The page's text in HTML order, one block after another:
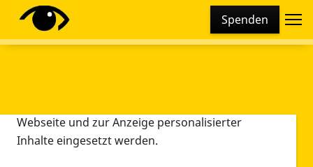
Spenden
Diese Webseite setzt verschiedene Cookies und
Tracking-Tools ein. Dies beinhaltet Cookies und
Webseite und zur Anzeige personalisierter
Inhalte eingesetzt werden.